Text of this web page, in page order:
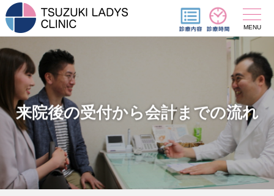
MENU
来院後の受付から会計までの流れ